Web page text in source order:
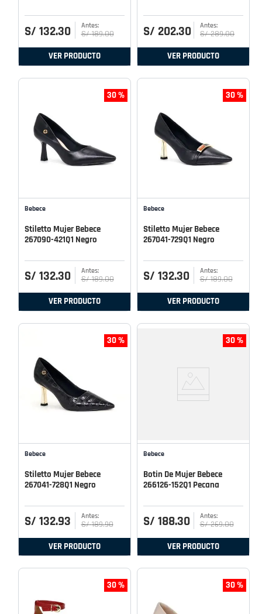
S/ 132.30 S/ 189.00
VER PRODUCTO
S/ 202.30 S/ 289.00
VER PRODUCTO
30 %
Bebece
Stiletto Mujer Bebece
267090-421Q1 Negro
S/ 132.30 S/ 189.00
VER PRODUCTO
30 %
Bebece
Stiletto Mujer Bebece
267041-729Q1 Negro
S/ 132.30 S/ 189.00
VER PRODUCTO
30 %
Bebece
Stiletto Mujer Bebece
267041-728Q1 Negro
S/ 132.93 S/ 189.90
VER PRODUCTO
30 %
Bebece
Botin De Mujer Bebece
266126-152Q1 Pecana
S/ 188.30 S/ 269.00
VER PRODUCTO
30 % 30 %